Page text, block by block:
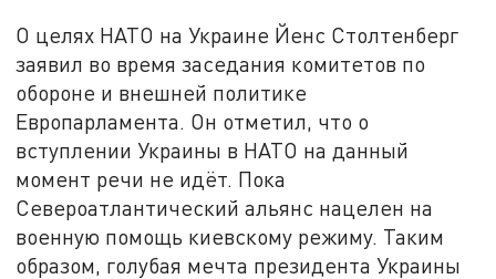
О целях НАТО на Украине Йенс Столтенберг
заявил во время заседания комитетов по
обороне и внешней политике
Европарламента. Он отметил, что о
вступлении Украины в НАТО на данный
момент речи не идёт. Пока
Североатлантический альянс нацелен на
военную помощь киевскому режиму. Таким
образом, голубая мечта президента Украины